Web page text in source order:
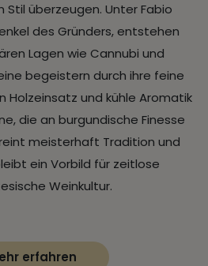
Stil überzeugen. Unter Fabio
des Gründers, entstehen
Lagen wie Cannubi und
begeistern durch ihre feine
Holzeinsatz und kühle Aromatik
die an burgundische Finesse
meisterhaft Tradition und
ein Vorbild für zeitlose
Weinkultur.
erfahren